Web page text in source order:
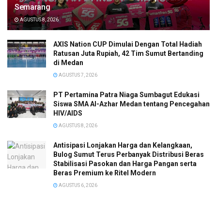
Semarang
AGUSTUS 8, 2026
AXIS Nation CUP Dimulai Dengan Total Hadiah
Ratusan Juta Rupiah, 42 Tim Sumut Bertanding
di Medan
AGUSTUS 7, 2026
PT Pertamina Patra Niaga Sumbagut Edukasi
Siswa SMA Al-Azhar Medan tentang Pencegahan
HIV/AIDS
AGUSTUS 8, 2026
Antisipasi Lonjakan Harga dan Kelangkaan,
Bulog Sumut Terus Perbanyak Distribusi Beras
Stabilisasi Pasokan dan Harga Pangan serta
Beras Premium ke Ritel Modern
AGUSTUS 6, 2026